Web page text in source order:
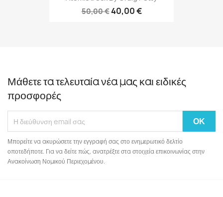
50,00 €40,00 €
Μάθετε τα τελευταία νέα μας και ειδικές
προσφορές
Μπορείτε να ακυρώσετε την εγγραφή σας στο ενημερωτικό δελτίο
οποτεδήποτε. Για να δείτε πώς, ανατρέξτε στα στοιχεία επικοινωνίας στην
Ανακοίνωση Νομικού Περιεχομένου.